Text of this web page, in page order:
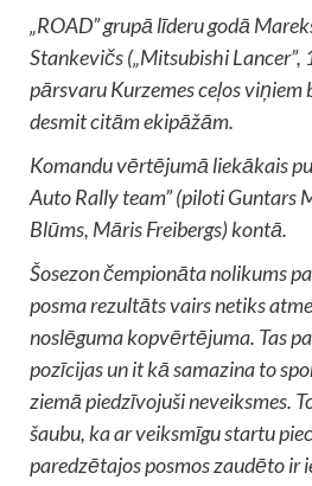
„ROAD” grupā līderu godā
Stankevičs („Mitsubishi Lancer”,
pārsvaru Kurzemes ceļos viņiem
desmit citām ekipāžām.
Komandu vērtējumā liekākais
Auto Rally team” (piloti Guntars
Blūms, Māris Freibergs) kontā.
Šosezon čempionāta nolikums
posma rezultāts vairs netiks
noslēguma kopvērtējuma. Tas
pozīcijas un it kā samazina to
ziemā piedzīvojuši neveiksmes.
šaubu, ka ar veiksmīgu startu
paredzētajos posmos zaudēto ir